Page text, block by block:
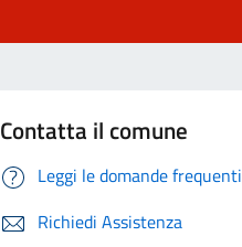
Contatta il comune
Leggi le domande frequenti
Richiedi Assistenza